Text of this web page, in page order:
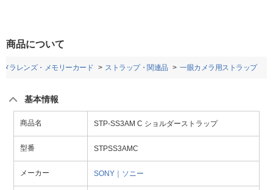
商品について
メラレンズ・メモリーカード ストラップ・関連品 一眼カメラ用ストラップ
基本情報
商品名 STP-SS3AM C ショルダーストラップ
型番 STPSS3AMC
メーカー SONY｜ソニー